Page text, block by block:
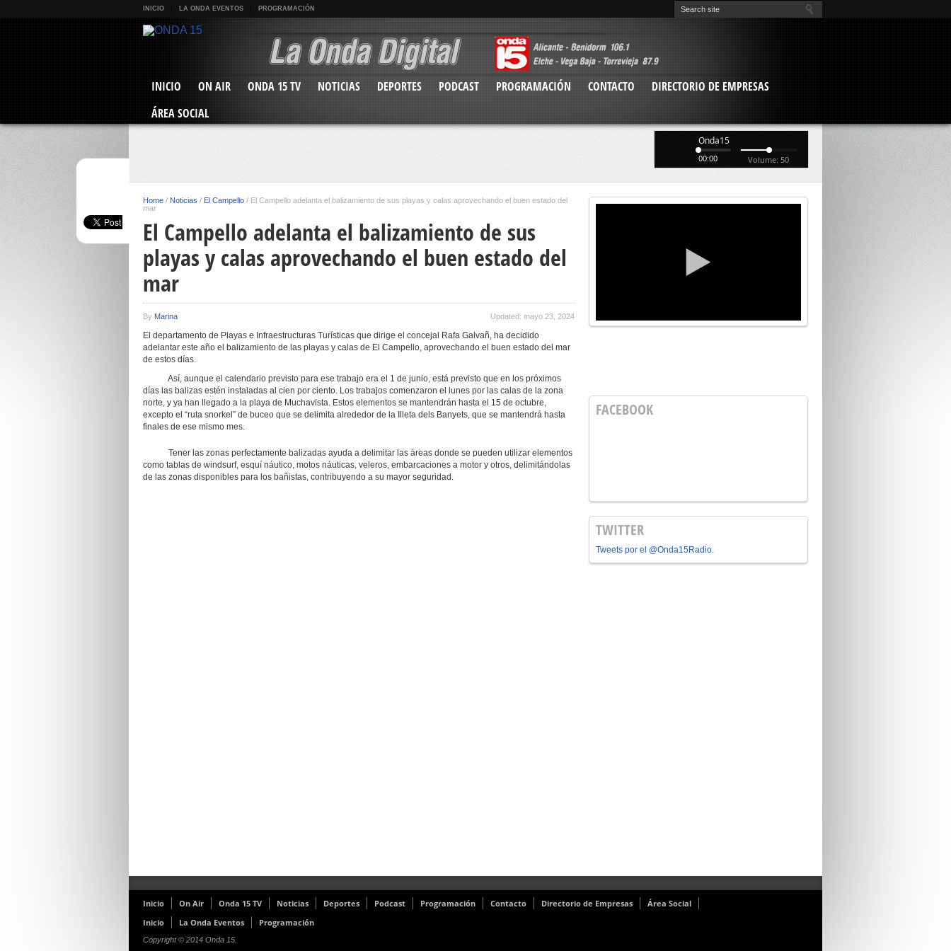
INICIO LA ONDA EVENTOS PROGRAMACIÓN
INICIO ON AIR ONDA 15 TV NOTICIAS DEPORTES PODCAST PROGRAMACIÓN CONTACTO
DIRECTORIO DE EMPRESAS
ÁREA SOCIAL
Onda15
00:00 Volume: 50
Home / Noticias / El Campello / El Campello adelanta el balizamiento de sus playas y calas aprovechando el buen estado del
mar
El Campello adelanta el balizamiento de sus
playas y calas aprovechando el buen estado del
mar
By Marina Updated: mayo 23, 2024
El departamento de Playas e Infraestructuras Turísticas que dirige el concejal Rafa Galvañ, ha decidido
adelantar este año el balizamiento de las playas y calas de El Campello, aprovechando el buen estado del mar
de estos días.
Así, aunque el calendario previsto para ese trabajo era el 1 de junio, está previsto que en los próximos
días las balizas estén instaladas al cien por ciento. Los trabajos comenzaron el lunes por las calas de la zona
norte, y ya han llegado a la playa de Muchavista. Estos elementos se mantendrán hasta el 15 de octubre,
excepto el “ruta snorkel” de buceo que se delimita alrededor de la Illeta dels Banyets, que se mantendrá hasta
finales de ese mismo mes.
Tener las zonas perfectamente balizadas ayuda a delimitar las áreas donde se pueden utilizar elementos
como tablas de windsurf, esquí náutico, motos náuticas, veleros, embarcaciones a motor y otros, delimitándolas
de las zonas disponibles para los bañistas, contribuyendo a su mayor seguridad.
FACEBOOK
TWITTER
Tweets por el @Onda15Radio.
Inicio On Air Onda 15 TV Noticias Deportes Podcast Programación Contacto Directorio de Empresas
Área Social
Inicio
La Onda Eventos Programación
Copyright © 2014 Onda 15.